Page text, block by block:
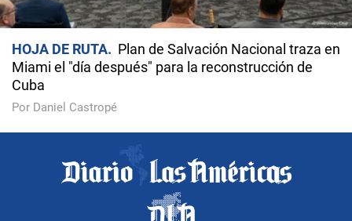
HOJA DE RUTA
Plan de Salvación Nacional traza en
Miami el "día después" para la reconstrucción de
Cuba
Por Daniel Castropé